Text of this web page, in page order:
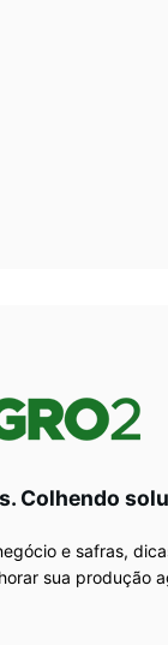
Colhendo
e safras,
sua produção